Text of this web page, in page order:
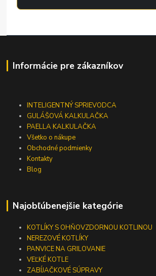
Informácie pre zákazníkov
INTELIGENTNÝ SPRIEVODCA
GULÁŠOVÁ KALKULAČKA
PAELLA KALKULAČKA
Všetko o nákupe
Obchodné podmienky
Kontakty
Blog
Najobľúbenejšie kategórie
KOTLÍKY S OHŇOVZDORNOU KOTLINOU
NEREZOVÉ KOTLÍKY
PANVICE NA GRILOVANIE
VEĽKÉ KOTLE
ZABÍJAČKOVÉ SÚPRAVY